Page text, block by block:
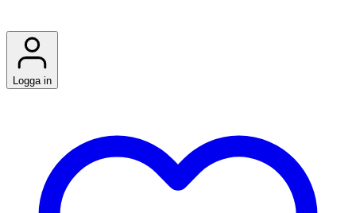
Logga in